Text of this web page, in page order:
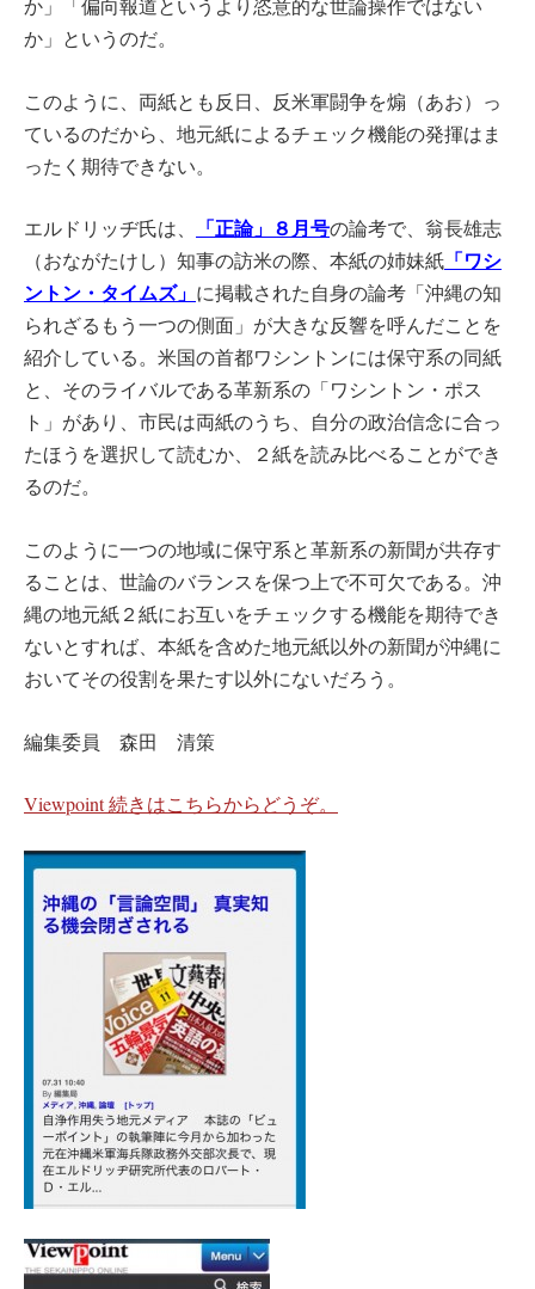
か」「偏向報道というより恣意的な世論操作ではない
か」というのだ。
このように、両紙とも反日、反米軍闘争を煽（あお）っ
ているのだから、地元紙によるチェック機能の発揮はま
ったく期待できない。
エルドリッヂ氏は、 「正論」８月号の論考で、翁長雄志
（おながたけし）知事の訪米の際、本紙の姉妹紙 「ワシ
ントン・タイムズ」 に掲載された自身の論考「沖縄の知
られざるもう一つの側面」が大きな反響を呼んだことを
紹介している。米国の首都ワシントンには保守系の同紙
と、そのライバルである革新系の「ワシントン・ポス
ト」があり、市民は両紙のうち、自分の政治信念に合っ
たほうを選択して読むか、２紙を読み比べることができ
るのだ。
このように一つの地域に保守系と革新系の新聞が共存す
ることは、世論のバランスを保つ上で不可欠である。沖
縄の地元紙２紙にお互いをチェックする機能を期待でき
ないとすれば、本紙を含めた地元紙以外の新聞が沖縄に
おいてその役割を果たす以外にないだろう。
編集委員 森田 清策
Viewpoint 続きはこちらからどうぞ。